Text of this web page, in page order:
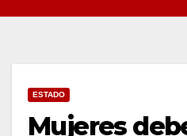
ESTADO
Mujeres